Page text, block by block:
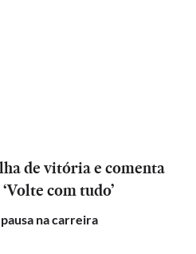
de vitória e comenta
com tudo’
na carreira